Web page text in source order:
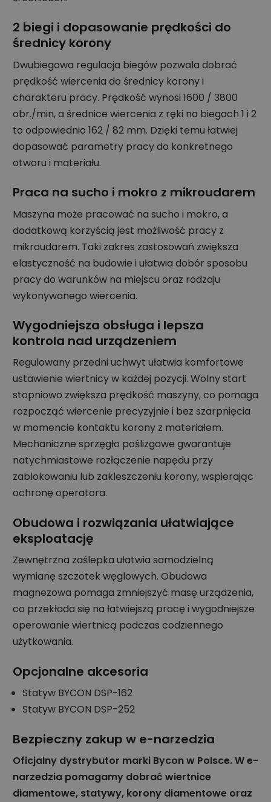
2 biegi i dopasowanie prędkości do
średnicy korony
Dwubiegowa regulacja biegów pozwala dobrać
prędkość wiercenia do średnicy korony i
charakteru pracy. Prędkość wynosi 1600 / 3800
obr./min, a średnice wiercenia z ręki na biegach 1 i 2
to odpowiednio 162 / 82 mm. Dzięki temu łatwiej
dopasować parametry pracy do konkretnego
otworu i materiału.
Praca na sucho i mokro z mikroudarem
Maszyna może pracować na sucho i mokro, a
dodatkową korzyścią jest możliwość pracy z
mikroudarem. Taki zakres zastosowań zwiększa
elastyczność na budowie i ułatwia dobór sposobu
pracy do warunków na miejscu oraz rodzaju
wykonywanego wiercenia.
Wygodniejsza obsługa i lepsza
kontrola nad urządzeniem
Regulowany przedni uchwyt ułatwia komfortowe
ustawienie wiertnicy w każdej pozycji. Wolny start
stopniowo zwiększa prędkość maszyny, co pomaga
rozpocząć wiercenie precyzyjnie i bez szarpnięcia
w momencie kontaktu korony z materiałem.
Mechaniczne sprzęgło poślizgowe gwarantuje
natychmiastowe rozłączenie napędu przy
zablokowaniu lub zakleszczeniu korony, wspierając
ochronę operatora.
Obudowa i rozwiązania ułatwiające
eksploatację
Zewnętrzna zaślepka ułatwia samodzielną
wymianę szczotek węglowych. Obudowa
magnezowa pomaga zmniejszyć masę urządzenia,
co przekłada się na łatwiejszą pracę i wygodniejsze
operowanie wiertnicą podczas codziennego
użytkowania.
Opcjonalne akcesoria
Statyw BYCON DSP-162
Statyw BYCON DSP-252
Bezpieczny zakup w e-narzedzia
Oficjalny dystrybutor marki Bycon w Polsce. W e-
narzedzia pomagamy dobrać wiertnice
diamentowe, statywy, korony diamentowe oraz